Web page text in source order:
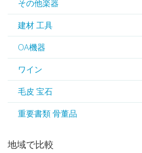
その他楽器
建材 工具
OA機器
ワイン
毛皮 宝石
重要書類 骨董品
地域で比較